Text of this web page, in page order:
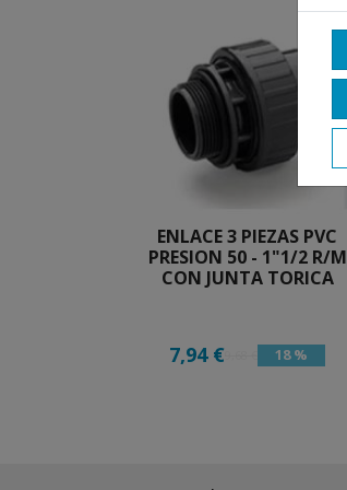
ENLACE 3 PIEZAS PVC
PRESION 50 - 1"1/2 R/M
CON JUNTA TORICA
7,94 € 18 %